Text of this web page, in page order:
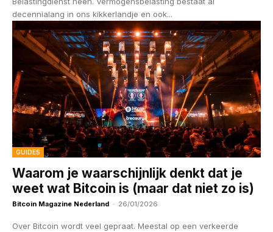
decennialang in ons kikkerlandje en ook...
GUIDES
Waarom je waarschijnlijk denkt dat je
weet wat Bitcoin is (maar dat niet zo is)
Bitcoin Magazine Nederland - 26/01/2026
Over Bitcoin wordt veel gepraat. Meestal op een verkeerde